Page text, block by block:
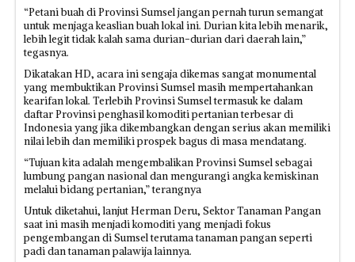
“Petani buah di Provinsi Sumsel jangan pernah turun semangat
untuk menjaga keaslian buah lokal ini. Durian kita lebih menarik,
lebih legit tidak kalah sama durian-durian dari daerah lain,”
tegasnya.
Dikatakan HD, acara ini sengaja dikemas sangat monumental
yang membuktikan Provinsi Sumsel masih mempertahankan
kearifan lokal. Terlebih Provinsi Sumsel termasuk ke dalam
daftar Provinsi penghasil komoditi pertanian terbesar di
Indonesia yang jika dikembangkan dengan serius akan memiliki
nilai lebih dan memiliki prospek bagus di masa mendatang.
“Tujuan kita adalah mengembalikan Provinsi Sumsel sebagai
lumbung pangan nasional dan mengurangi angka kemiskinan
melalui bidang pertanian,” terangnya
Untuk diketahui, lanjut Herman Deru, Sektor Tanaman Pangan
saat ini masih menjadi komoditi yang menjadi fokus
pengembangan di Sumsel terutama tanaman pangan seperti
padi dan tanaman palawija lainnya.